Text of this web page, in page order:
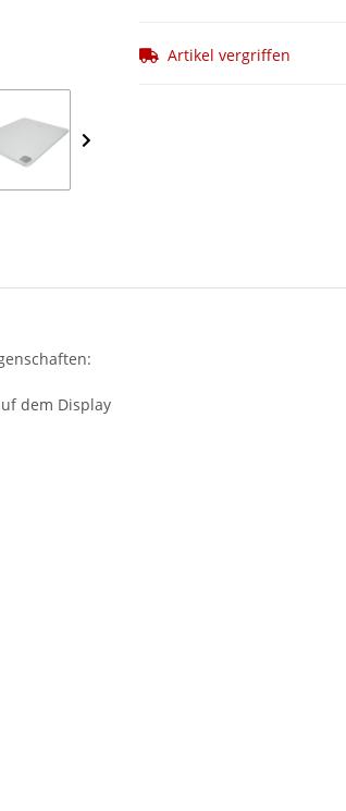
Artikel vergriffen
dem Display